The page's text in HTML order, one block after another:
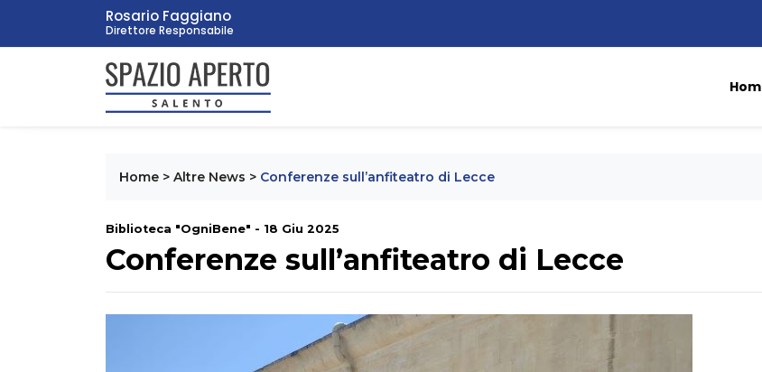
Rosario Faggiano
Direttore Responsabile
Home > Altre News > Conferenze sull’anfiteatro di Lecce
Biblioteca "OgniBene" - 18 Giu 2025
Conferenze sull’anfiteatro di Lecce